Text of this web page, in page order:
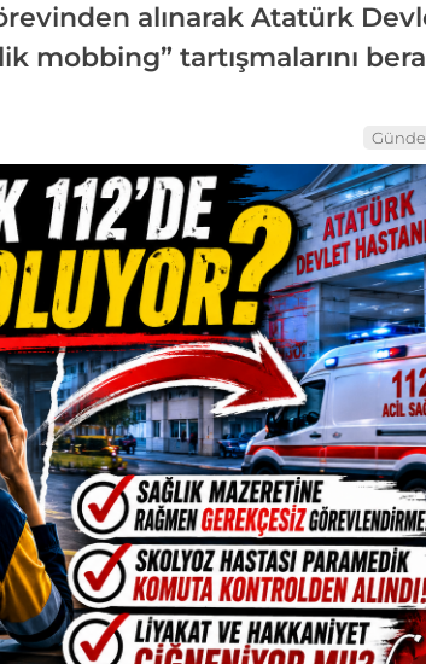
alınarak Atatürk
mobbing” tartışmalarını